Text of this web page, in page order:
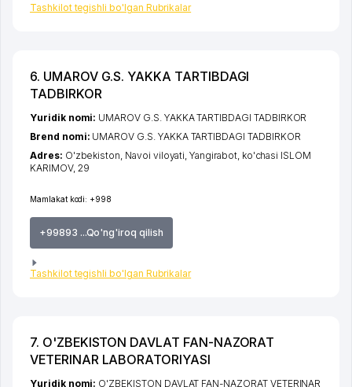
Tashkilot tegishli bo'lgan Rubrikalar
6. UMAROV G.S. YAKKA TARTIBDAGI
TADBIRKOR
Mamlakat kodi: +998
+99893 ...Qo'ng'iroq qilish
Tashkilot tegishli bo'lgan Rubrikalar
Yuridik nomi: UMAROV G.S. YAKKA TARTIBDAGI TADBIRKOR
Brend nomi: UMAROV G.S. YAKKA TARTIBDAGI TADBIRKOR
Adres: O'zbekiston, Navoi viloyati,Yangirabot, ko'chasi ISLOM
KARIMOV, 29
7. O'ZBEKISTON DAVLAT FAN-NAZORAT
VETERINAR LABORATORIYASI
Yuridik nomi: O'ZBEKISTON DAVLAT FAN-NAZORAT VETERINAR